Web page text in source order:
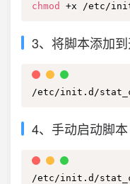
chmod +x /etc/
3、将脚本添加
/etc/init.d/
4、手动启动脚本
/etc/init.d/